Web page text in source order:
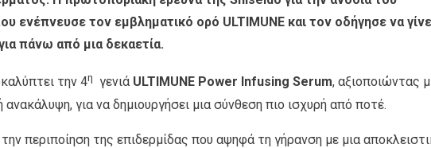
ενέπνευσε τον εμβληματικό ορό ULTIMUNE και τον οδήγησε να
πάνω από μια δεκαετία.
την 4η γενιά U LTIMUNEPower Infusing Serum, αξιοποιώντας
ανακάλυψη, για να δημιουργήσει μια σύνθεση πιο ισχυρή από ποτέ.
περιποίηση της επιδερμίδας που αψηφά τη γήρανση με μια